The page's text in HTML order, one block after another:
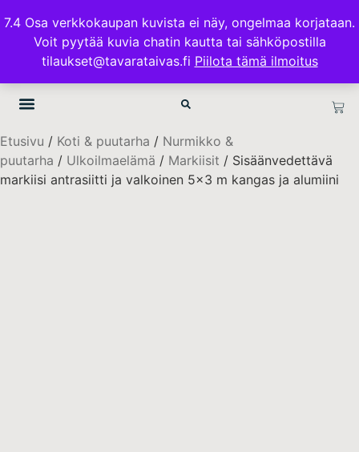
7.4 Osa verkkokaupan kuvista ei näy, ongelmaa korjataan.
Voit pyytää kuvia chatin kautta tai sähköpostilla
tilaukset@tavarataivas.fi Piilota tämä ilmoitus
ILMAINEN TOIMITUS 100€ TILAUKSISSA
TAVARATAIVAS.FI
Etusivu / Koti & puutarha / Nurmikko &
puutarha / Ulkoilmaelämä / Markiisit / Sisäänvedettävä
markiisi antrasiitti ja valkoinen 5×3 m kangas ja alumiini